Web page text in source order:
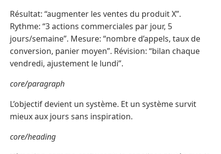
Résultat: “augmenter les ventes du produit X”.
Rythme: “3 actions commerciales par jour, 5
jours/semaine”. Mesure: “nombre d’appels, taux de
conversion, panier moyen”. Révision: “bilan chaque
vendredi, ajustement le lundi”.
core/paragraph
L’objectif devient un système. Et un système survit
mieux aux jours sans inspiration.
core/heading